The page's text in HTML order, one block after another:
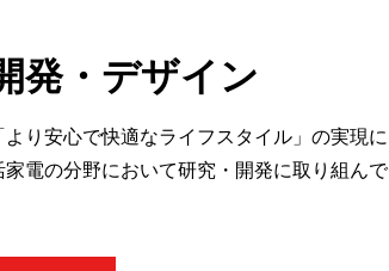
発・デザイン
より安心で快適なライフスタイル」の実現に
家電の分野において研究・開発に取り組んで